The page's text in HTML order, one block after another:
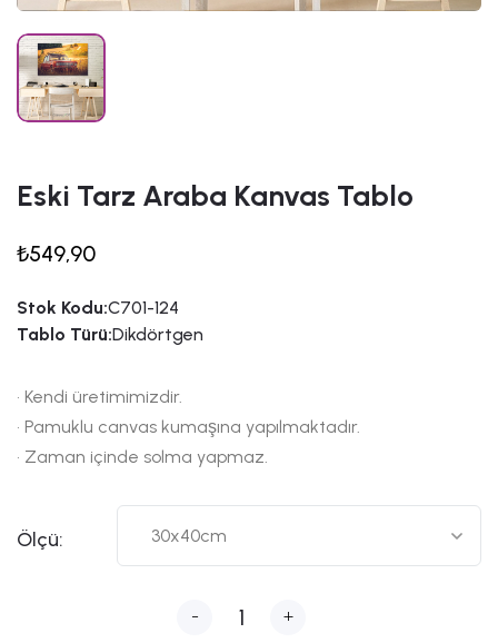
Eski Tarz Araba Kanvas Tablo
₺549,90
Stok Kodu:C701-124
Tablo Türü:Dikdörtgen
• Kendi üretimimizdir.
• Pamuklu canvas kumaşına yapılmaktadır.
• Zaman içinde solma yapmaz.
Ölçü:
- +